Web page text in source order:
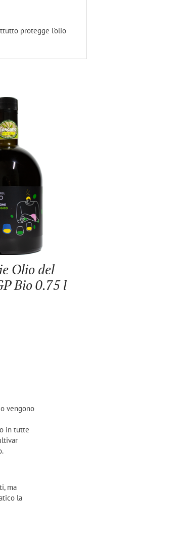
protegge l'olio
Olio del
Bio 0.75 l
vengono
in tutte
ma
la